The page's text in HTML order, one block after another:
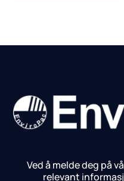
Ved å melde deg på
relevant